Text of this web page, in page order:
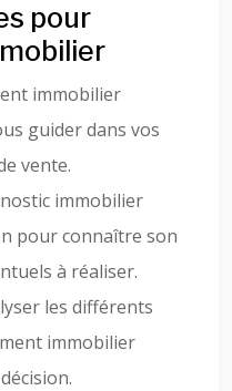
pour
immobilier
guider dans vos
vente.
immobilier
pour connaître son
à réaliser.
les différents
immobilier